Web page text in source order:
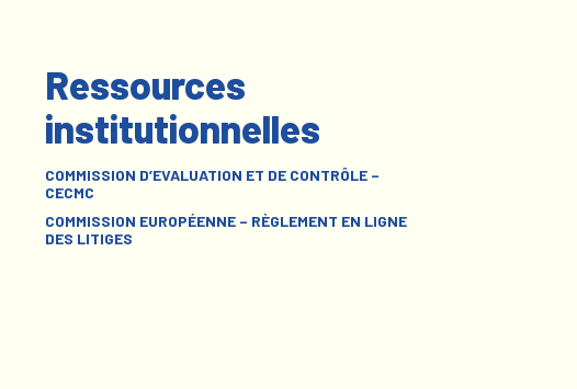
Ressources
institutionnelles
COMMISSION D’EVALUATION ET DE CONTRÔLE –
CECMC
COMMISSION EUROPÉENNE – RÈGLEMENT EN LIGNE
DES LITIGES